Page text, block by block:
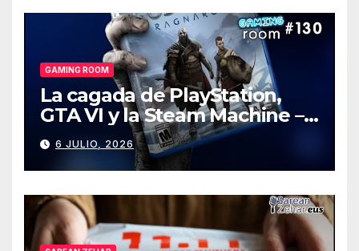
GAMING ROOM
La cagada de PlayStation,
GTA VI y la Steam Machine –
Gaming Room #130
6 JULIO, 2026